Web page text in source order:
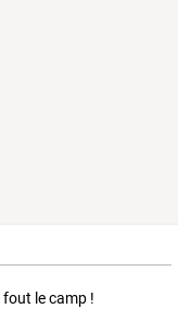
fout le camp !